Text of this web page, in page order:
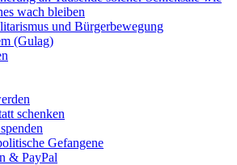
wach bleiben
und Bürgerbewegung
(Gulag)
schenken
Gefangene
& PayPal